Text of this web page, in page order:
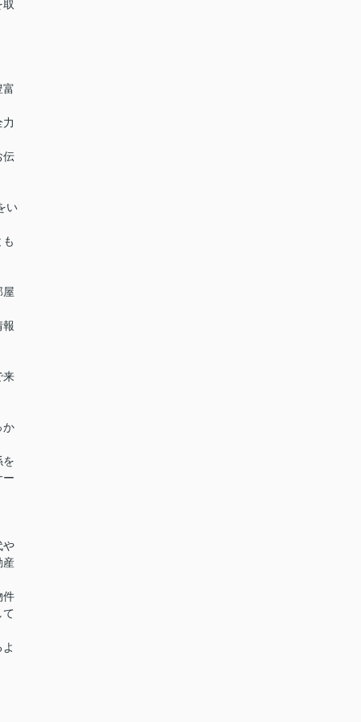
富
伝
い
屋
報
来
か
を
ー
や
産
件
て